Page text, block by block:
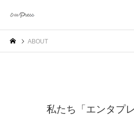
ABOUT
私たち「エンタプ